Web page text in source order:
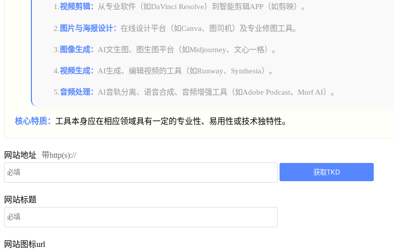
1.视频剪辑： 从专业软件（如DaVinci Resolve）到智能剪辑APP（如剪映）。
2. 图片与海报设计： 在线设计平台（如Canva、图司机）及专业修图工具。
3. 图像生成： AI文生图、图生图平台（如Midjourney、文心一格）。
4.视频生成： AI生成、编辑视频的工具（如Runway、Synthesia）。
5.音频处理： AI音轨分离、语音合成、音频增强工具（如Adobe Podcast、Murf AI）。
核心特质： 工具本身应在相应领域具有一定的专业性、易用性或技术独特性。
网站地址 带http(s)://
网站标题
网站图标url